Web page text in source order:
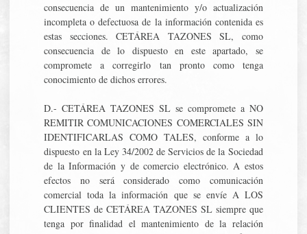
consecuencia de un mantenimiento y/o actualización
incompleta o defectuosa de la información contenida es
estas secciones. CETÁREA TAZONES SL, como
consecuencia de lo dispuesto en este apartado, se
compromete a corregirlo tan pronto como tenga
conocimiento de dichos errores.
D.- CETÁREA TAZONES SL se compromete a NO
REMITIR COMUNICACIONES COMERCIALES SIN
IDENTIFICARLAS COMO TALES, conforme a lo
dispuesto en la Ley 34/2002 de Servicios de la Sociedad
de la Información y de comercio electrónico. A estos
efectos no será considerado como comunicación
comercial toda la información que se envíe A LOS
CLIENTES de CETÁREA TAZONES SL siempre que
tenga por finalidad el mantenimiento de la relación